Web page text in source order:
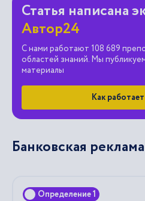
Статья написана
Автор24
С нами работают 108 689
областей знаний. Мы
материалы
Как
Банковская реклама
Определение 1